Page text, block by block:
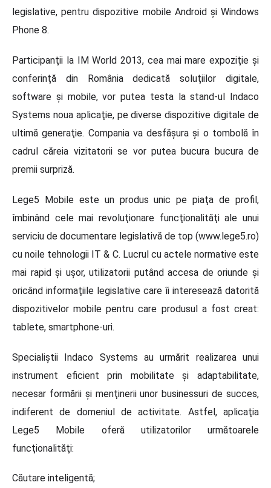
legislative, pentru dispozitive mobile Android şi Windows
Phone 8.
Participanţii la IM World 2013, cea mai mare expoziţie şi
conferinţă din România dedicată soluţiilor digitale,
software şi mobile, vor putea testa la stand-ul Indaco
Systems noua aplicaţie, pe diverse dispozitive digitale de
ultimă generaţie. Compania va desfăşura şi o tombolă în
cadrul căreia vizitatorii se vor putea bucura bucura de
premii surpriză.
Lege5 Mobile este un produs unic pe piaţa de profil,
îmbinând cele mai revoluţionare funcţionalităţi ale unui
serviciu de documentare legislativă de top (www.lege5.ro)
cu noile tehnologii IT & C. Lucrul cu actele normative este
mai rapid şi uşor, utilizatorii putând accesa de oriunde şi
oricând informaţiile legislative care îi interesează datorită
dispozitivelor mobile pentru care produsul a fost creat:
tablete, smartphone-uri.
Specialiştii Indaco Systems au urmărit realizarea unui
instrument eficient prin mobilitate şi adaptabilitate,
necesar formării şi menţinerii unor businessuri de succes,
indiferent de domeniul de activitate. Astfel, aplicaţia
Lege5 Mobile oferă utilizatorilor următoarele
funcţionalităţi:
Căutare inteligentă;